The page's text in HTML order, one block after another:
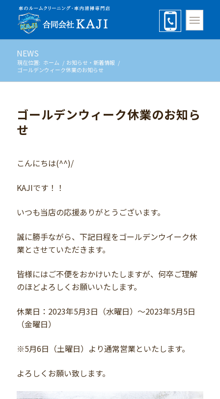
NEWS
現在位置: ホーム / お知らせ・新着情報 /
ゴールデンウィーク休業のお知らせ
ゴールデンウィーク休業のお知ら
せ
こんにちは(^^)/
KAJIです！！
いつも当店の応援ありがとうございます。
誠に勝手ながら、下記日程をゴールデンウイーク休
業とさせていただきます。
皆様にはご不便をおかけいたしますが、何卒ご理解
のほどよろしくお願いいたします。
休業日：2023年5月3日（水曜日）～2023年5月5日
（金曜日）
※5月6日（土曜日）より通常営業といたします。
よろしくお願い致します。